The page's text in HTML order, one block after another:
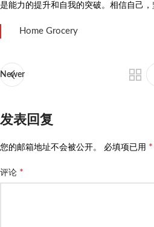
是能力的提升和自我的突破。相信自己，
Home Grocery
Newer
发表回复
您的邮箱地址不会被公开。 必填项已用 *
评论 *